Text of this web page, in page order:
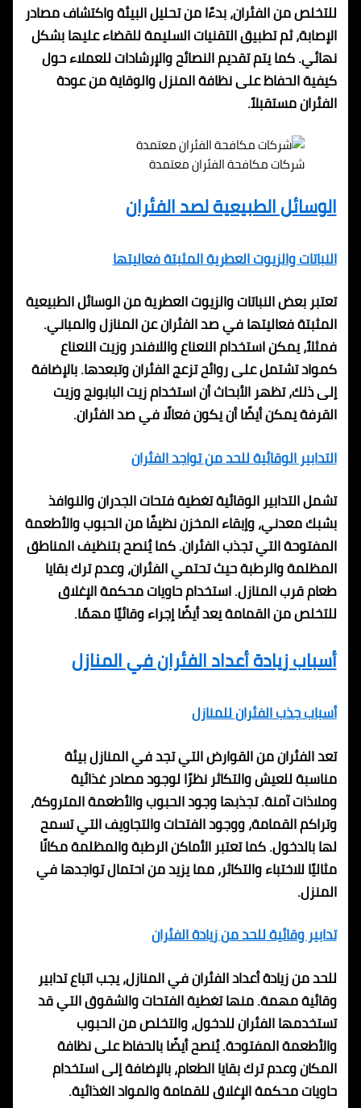
للتخلص من الفئران، بدءًا من تحليل البيئة واكتشاف مصادر
الإصابة، ثم تطبيق التقنيات السليمة للقضاء عليها بشكل
نهائي. كما يتم تقديم النصائح والإرشادات للعملاء حول
كيفية الحفاظ على نظافة المنزل والوقاية من عودة
الفئران مستقبلاً.
شركات مكافحة الفئران معتمدة
الوسائل الطبيعية لصد الفئران
النباتات والزيوت العطرية المثبتة فعاليتها
تعتبر بعض النباتات والزيوت العطرية من الوسائل الطبيعية
المثبتة فعاليتها في صد الفئران عن المنازل والمباني.
فمثلاً، يمكن استخدام النعناع واللافندر وزيت النعناع
كمواد تشتمل على روائح تزعج الفئران وتبعدها. بالإضافة
إلى ذلك، تظهر الأبحاث أن استخدام زيت البابونج وزيت
القرفة يمكن أيضًا أن يكون فعالًا في صد الفئران.
التدابير الوقائية للحد من تواجد الفئران
تشمل التدابير الوقائية تغطية فتحات الجدران والنوافذ
بشبك معدني، وإبقاء المخزن نظيفًا من الحبوب والأطعمة
المفتوحة التي تجذب الفئران. كما يُنصح بتنظيف المناطق
المظلمة والرطبة حيث تحتمي الفئران، وعدم ترك بقايا
طعام قرب المنازل. استخدام حاويات محكمة الإغلاق
للتخلص من القمامة يعد أيضًا إجراء وقائيًا مهمًا.
أسباب زيادة أعداد الفئران في المنازل
أسباب جذب الفئران للمنازل
تعد الفئران من القوارض التي تجد في المنازل بيئة
مناسبة للعيش والتكاثر نظرًا لوجود مصادر غذائية
وملاذات آمنة. تجذبها وجود الحبوب والأطعمة المتروكة،
وتراكم القمامة، ووجود الفتحات والتجاويف التي تسمح
لها بالدخول. كما تعتبر الأماكن الرطبة والمظلمة مكانًا
مثاليًا للاختباء والتكاثر، مما يزيد من احتمال تواجدها في
المنزل.
تدابير وقائية للحد من زيادة الفئران
للحد من زيادة أعداد الفئران في المنازل، يجب اتباع تدابير
وقائية مهمة. منها تغطية الفتحات والشقوق التي قد
تستخدمها الفئران للدخول، والتخلص من الحبوب
والأطعمة المفتوحة. يُنصح أيضًا بالحفاظ على نظافة
المكان وعدم ترك بقايا الطعام، بالإضافة إلى استخدام
حاويات محكمة الإغلاق للقمامة والمواد الغذائية.